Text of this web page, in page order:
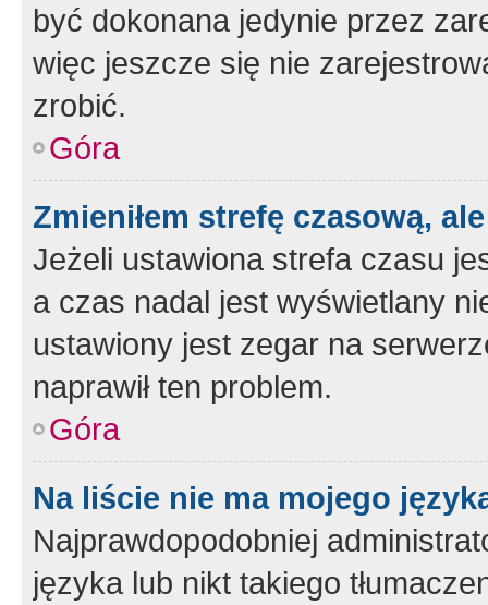
być dokonana jedynie przez
więc jeszcze się nie
zrobić.
Góra
Zmieniłem strefę czasową,
Jeżeli ustawiona strefa czasu
a czas nadal jest wyświetlany
ustawiony jest zegar na
naprawił ten problem.
Góra
Na liście nie ma mojego
Najprawdopodobniej
języka lub nikt takiego